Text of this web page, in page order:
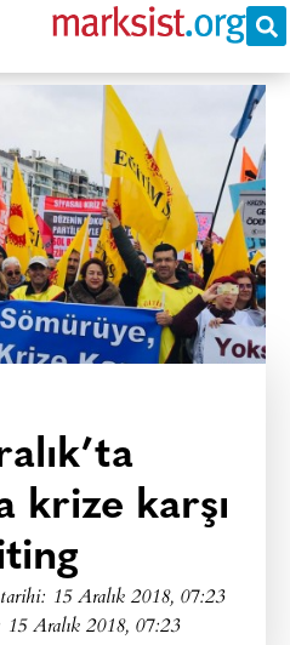
krize karşı
15 Aralık 2018, 07:23
Aralık 2018, 07:23